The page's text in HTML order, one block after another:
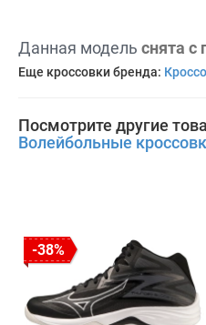
Данная модель снята с
Еще кроссовки бренда:
Посмотрите другие
Волейбольные
-38%